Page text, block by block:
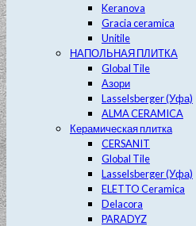
Keranova
Gracia ceramica
Unitile
НАПОЛЬНАЯ ПЛИТКА
Global Tile
Азори
Lasselsberger (Уфа)
ALMA CERAMICA
Керамическая плитка
CERSANIT
Global Tile
Lasselsberger (Уфа)
ELETTO Ceramica
Delacora
PARADYZ